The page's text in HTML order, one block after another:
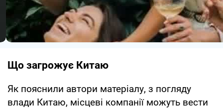
Що загрожує Китаю
Як пояснили автори матеріалу, з погляду
влади Китаю, місцеві компанії можуть вести